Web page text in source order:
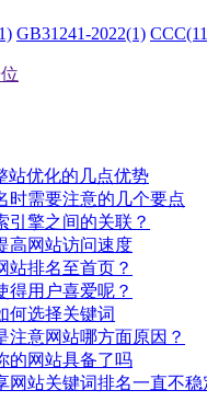
GB31241-2022(1)
站优化的几点优势
时需要注意的几个要点
引擎之间的关联？
高网站访问速度
站排名至首页？
得用户喜爱呢？
何选择关键词
注意网站哪方面原因？
的网站具备了吗
网站关键词排名一直不